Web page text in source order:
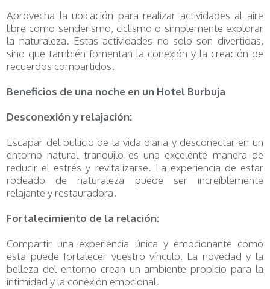
Aprovecha la ubicación para realizar actividades al aire
libre como senderismo, ciclismo o simplemente explorar
la naturaleza. Estas actividades no solo son divertidas,
sino que también fomentan la conexión y la creación de
recuerdos compartidos.
Beneficios de una noche en un Hotel Burbuja
Desconexión y relajación:
Escapar del bullicio de la vida diaria y desconectar en un
entorno natural tranquilo es una excelente manera de
reducir el estrés y revitalizarse. La experiencia de estar
rodeado de naturaleza puede ser increíblemente
relajante y restauradora.
Fortalecimiento de la relación:
Compartir una experiencia única y emocionante como
esta puede fortalecer vuestro vínculo. La novedad y la
belleza del entorno crean un ambiente propicio para la
intimidad y la conexión emocional.